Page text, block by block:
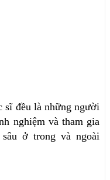
sĩ đều là những người
nghiệm và tham gia
ở trong và ngoài